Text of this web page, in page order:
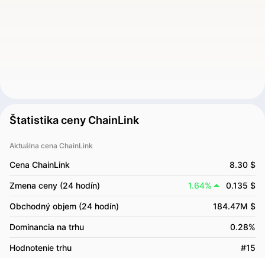
Štatistika ceny ChainLink
Aktuálna cena ChainLink
Cena ChainLink 8.30 $
Zmena ceny (24 hodín) 1.64% 0.135 $
Obchodný objem (24 hodín) 184.47M $
Dominancia na trhu 0.28%
Hodnotenie trhu #15